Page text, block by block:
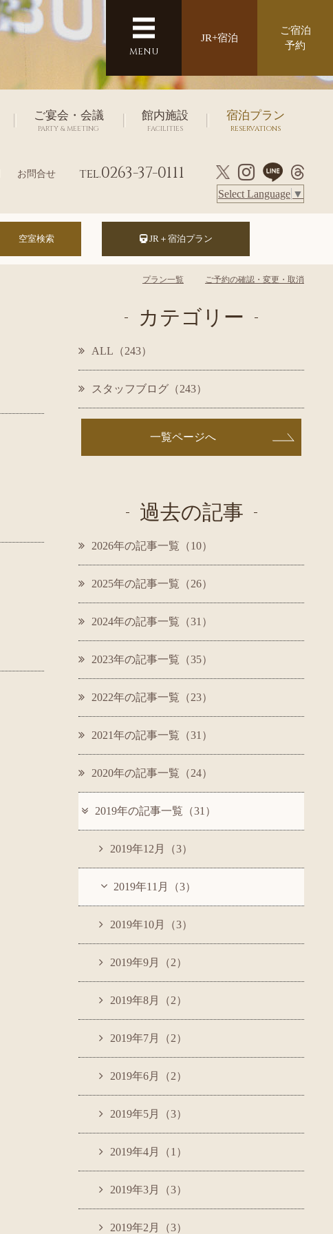
ご宴会・会議
PARTY & MEETING
館内施設
FACILITIES
宿泊プラン
RESERVATIONS
お問合せ tel.0263-37-0111
Select Language ▼
JR＋宿泊プラン
プラン一覧 ご予約の確認・変更・取消
カテゴリー
ALL（243）
スタッフブログ（243）
一覧ページへ
過去の記事
2026年の記事一覧（10）
2025年の記事一覧（26）
2024年の記事一覧（31）
2023年の記事一覧（35）
2022年の記事一覧（23）
2021年の記事一覧（31）
2020年の記事一覧（24）
2019年の記事一覧（31）
2019年12月（3）
2019年11月（3）
2019年10月（3）
2019年9月（2）
2019年8月（2）
2019年7月（2）
2019年6月（2）
2019年5月（3）
2019年4月（1）
2019年3月（3）
2019年2月（3）
MENU
JR+宿泊
ご宿泊
予約